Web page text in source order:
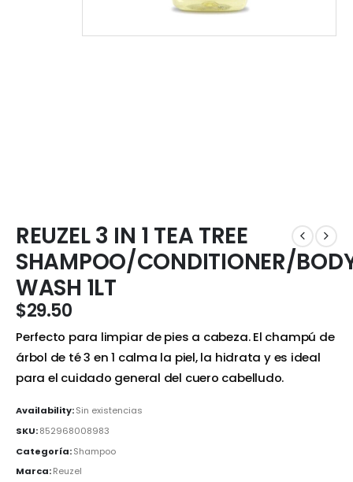
REUZEL 3 IN 1 TEA TREE
SHAMPOO/CONDITIONER/
WASH 1LT
$29.50
Perfecto para limpiar de pies a cabeza. El champú de
árbol de té 3 en 1 calma la piel, la hidrata y es ideal
para el cuidado general del cuero cabelludo.
Availability:Sin existencias
SKU:852968008983
Categoría:Shampoo
Marca:Reuzel